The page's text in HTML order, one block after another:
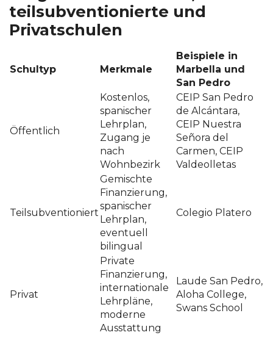
teilsubventionierte und
Privatschulen
Schultyp Merkmale
Beispiele in
Marbella und
San Pedro
Öffentlich
Kostenlos,
spanischer
Lehrplan,
Zugang je
nach
Wohnbezirk
CEIP San Pedro
de Alcántara,
CEIP Nuestra
Señora del
Carmen, CEIP
Valdeolletas
Teilsubventioniert
Gemischte
Finanzierung,
spanischer
Lehrplan,
eventuell
bilingual
Colegio Platero
Privat
Private
Finanzierung,
internationale
Lehrpläne,
moderne
Ausstattung
Laude San Pedro,
Aloha College,
Swans School